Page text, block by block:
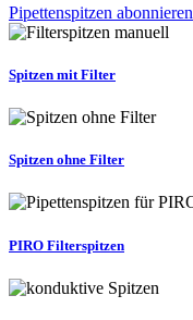
Pipettenspitzen abonnieren
Spitzen mit Filter
Spitzen ohne Filter
PIRO Filterspitzen